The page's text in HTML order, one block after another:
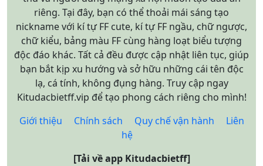
riêng. Tại đây, bạn có thể thoải mái sáng tạo
nickname với kí tự FF cute, kí tự FF ngầu, chữ ngược,
chữ kiểu, bảng màu FF cùng hàng loạt biểu tượng
độc đáo khác. Tất cả đều được cập nhật liên tục, giúp
bạn bắt kịp xu hướng và sở hữu những cái tên độc
lạ, cá tính, không đụng hàng. Truy cập ngay
Kitudacbietff.vip để tạo phong cách riêng cho mình!
Giới thiệu
Chính sách Quy chế vận hành
Liên
hệ
[Tải về app Kitudacbietff]